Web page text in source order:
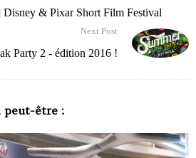
& Pixar Short Film Festival
Next Post
Party 2 - édition 2016 !
peut-être :